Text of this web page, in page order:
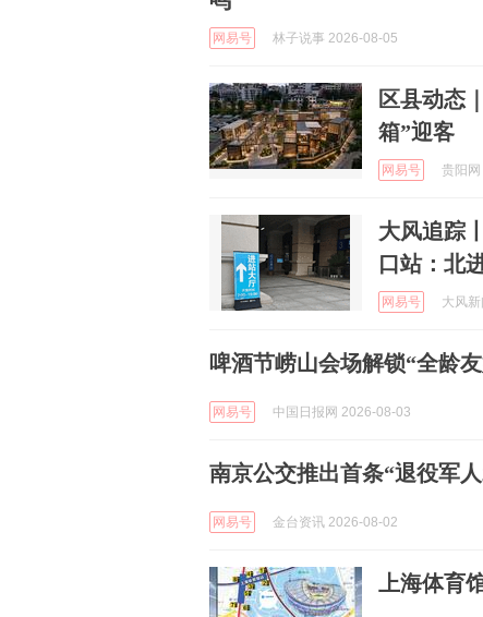
网易号 林子说事 2026-08-05
区县动态
箱”迎客
网易号 贵阳
大风追踪
口站：北
网易号 大风
啤酒节崂山会场解锁“全龄
网易号 中国日报网 2026-08-03
南京公交推出首条“退役军
网易号 金台资讯 2026-08-02
上海体育